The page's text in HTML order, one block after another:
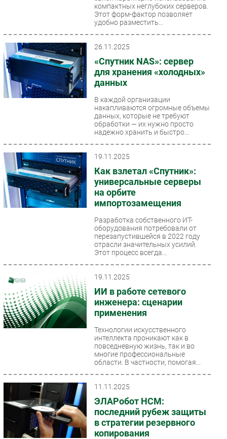
компактных неглубоких серверов.
Этот форм-фактор позволяет
удобно разместить...
26.11.2025
«Спутник NAS»: сервер
для хранения «холодных»
данных
В каждой организации
накапливаются огромные объемы
данных, которые не требуют
обработки — их нужно просто
надежно хранить и быстро...
19.11.2025
Как взлетал «Спутник»:
универсальные серверы
на орбите
импортозамещения
Разработка собственного ИТ-
оборудования потребовали от
перезапустившейся в 2022 году
отрасли значительных усилий.
Этот процесс всегда...
19.11.2025
ИИ в работе сетевого
инженера: сценарии
применения
Технологии искусственного
интеллекта проникают как в
повседневную жизнь, так и во
многие профессиональные
области. В частности, помогая...
11.11.2025
ЭЛАРобот НСМ:
последний рубеж защиты
в стратегии резервного
копирования